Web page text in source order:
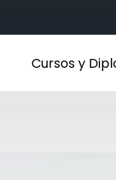
Cursos y